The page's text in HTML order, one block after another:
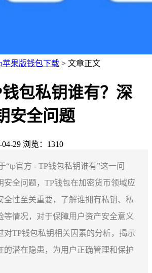
苹果版钱包下载 > 文章正文
包私钥谁有？深
安全问题
04-29 浏览：1310
“tp官方 - TP钱包私钥谁有”这一问
安全问题，TP钱包在加密货币领域应
全性至关重要，了解谁拥有私钥、私
等情况，对于保障用户资产安全意义
对TP钱包私钥相关因素的分析，揭示
的潜在隐患，为用户正确管理和保护